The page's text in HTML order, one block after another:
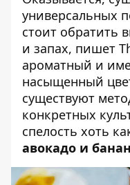
универсальных
стоит обратить
и запах, пишет
ароматный и
насыщенный
существуют
конкретных
спелость хоть
авокадо и